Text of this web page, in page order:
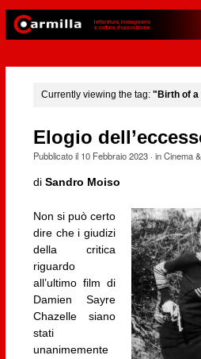
Currently viewing the tag: "Birth of a
Elogio
Pubblicato il 10 Febbraio 2023· inCinema
di Sandro Moiso
Non si può certo
dire che i giudizi
della critica
riguardo
all’ultimo film di
Damien Sayre
Chazelle siano
stati
unanimemente